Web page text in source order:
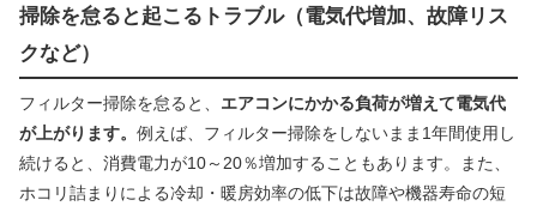
掃除を怠ると起こるトラブル（電気代増加、故障リス
クなど）
フィルター掃除を怠ると、 エアコンにかかる負荷が増えて電気代
が上がります。 例えば、フィルター掃除をしないまま1年間使用し
続けると、消費電力が10～20％増加することもあります。また、
ホコリ詰まりによる冷却・暖房効率の低下は故障や機器寿命の短